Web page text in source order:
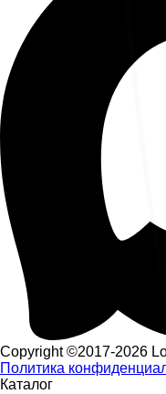
Copyright ©2017-2026
Политика
Каталог